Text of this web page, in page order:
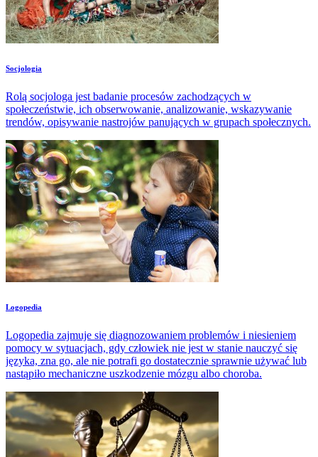
Socjologia
Rolą socjologa jest badanie procesów zachodzących w
społeczeństwie, ich obserwowanie, analizowanie, wskazywanie
trendów, opisywanie nastrojów panujących w grupach społecznych.
Logopedia
Logopedia zajmuje się diagnozowaniem problemów i niesieniem
pomocy w sytuacjach, gdy człowiek nie jest w stanie nauczyć się
języka, zna go, ale nie potrafi go dostatecznie sprawnie używać lub
nastąpiło mechaniczne uszkodzenie mózgu albo choroba.